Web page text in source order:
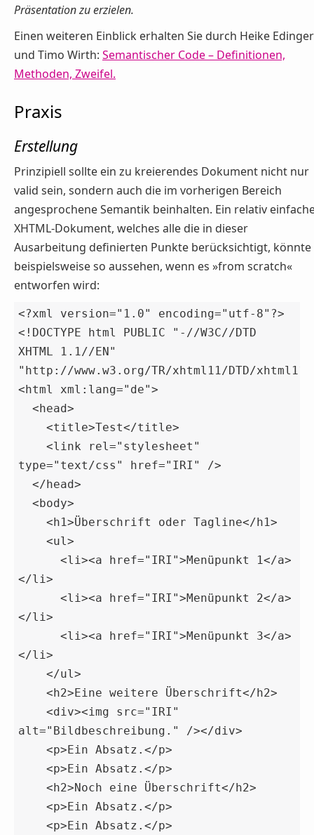
Präsentation zu erzielen.
Einen weiteren Einblick erhalten Sie durch Heike Edinger
und Timo Wirth: Semantischer Code – Definitionen,
Methoden, Zweifel.
Praxis
Erstellung
Prinzipiell sollte ein zu kreierendes Dokument nicht nur
valid sein, sondern auch die im vorherigen Bereich
angesprochene Semantik beinhalten. Ein relativ
XHTML-Dokument, welches alle die in dieser
Ausarbeitung definierten Punkte berücksichtigt, könnte
beispielsweise so aussehen, wenn es »from scratch«
entworfen wird:
<?xml version="1.0" encoding="utf-8"?>
<!DOCTYPE html PUBLIC "-//W3C//DTD
XHTML 1.1//EN"
"http://www.w3.org/TR/xhtml11/DTD/
<html xml:lang="de">
type="text/css" href="IRI" />
</li>
</li>
</li>
alt="Bildbeschreibung." /></div>